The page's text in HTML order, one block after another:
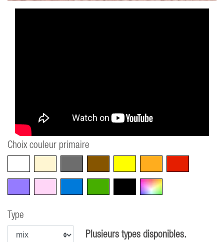
Choix couleur primaire
Multicolore
Type
Plusieurs types disponibles.